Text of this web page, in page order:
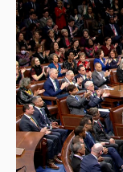
초반대였습니다. 그런데
겁니다. "코끼리는 생각
생각을 못하게, 즉 상대
전략을 뜻합니다. 이번엔
PPT 한 장에 시장은 7이
됐죠. 오전 8시에 진행
요동쳤습니다. 금새 쇼
바뀌었습니다. 이제 시
없게 됐습니다.